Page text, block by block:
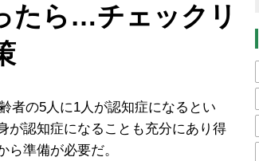
たら…チェックリ
者の5人に1人が認知症になるとい
が認知症になることも充分にあり得
準備が必要だ。